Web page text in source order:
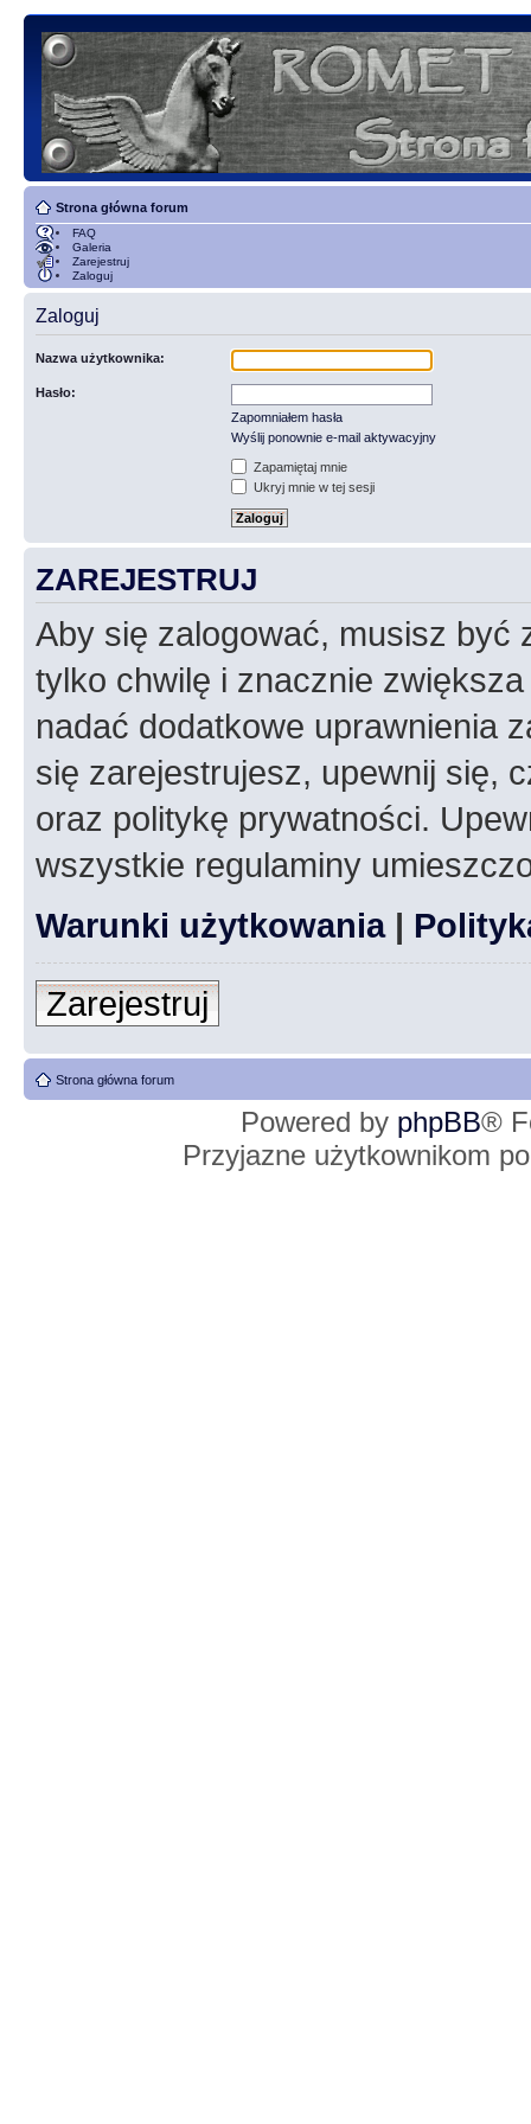
Strona główna forum
FAQ
Galeria
Zarejestruj
Zaloguj
Zaloguj
Nazwa użytkownika:
Hasło:
Zapomniałem hasła
Wyślij ponownie e-mail aktywacyjny
Zapamiętaj mnie
Ukryj mnie w tej sesji
ZAREJESTRUJ
Aby się zalogować, musisz być
tylko chwilę i znacznie
nadać dodatkowe uprawnienia
się zarejestrujesz, upewnij się,
oraz politykę prywatności.
wszystkie regulaminy
Warunki użytkowania|
Zarejestruj
Strona główna forum
Powered by phpBB®
Przyjazne użytkownikom